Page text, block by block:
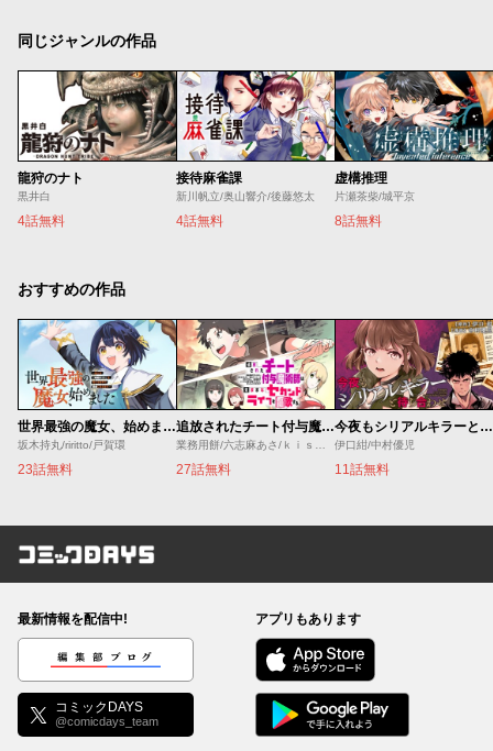
同じジャンルの作品
龍狩のナト
黒井白
4話無料
接待麻雀課
新川帆立/奥山響介/後藤悠太
4話無料
虚構推理
片瀬茶柴/城平京
8話無料
おすすめの作品
世界最強の魔女、始めました ～私だけ『攻略サイト』を見れる世界で自由に生きます～
坂木持丸/riritto/戸賀環
23話無料
追放されたチート付与魔術師は気ままなセカンドライフを謳歌する。 ～俺は武器だけじゃなく、あらゆるものに『強化ポイント』を付与できるし、俺の意思でいつでも効果を解除できるけど、残った人たち大丈夫？～
27話無料
今夜もシリアルキラーと待ち合わせ
伊口紺/中村優児
11話無料
コミックDAYS
最新情報を配信中!
編集部ブログ
コミックDAYS
@comicdays_team
アプリもあります